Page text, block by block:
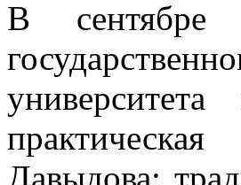
В сентябре
Давыдова: